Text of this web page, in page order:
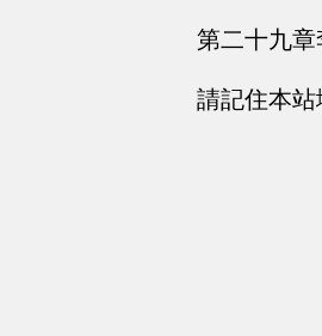
第二十九章
請記住本站